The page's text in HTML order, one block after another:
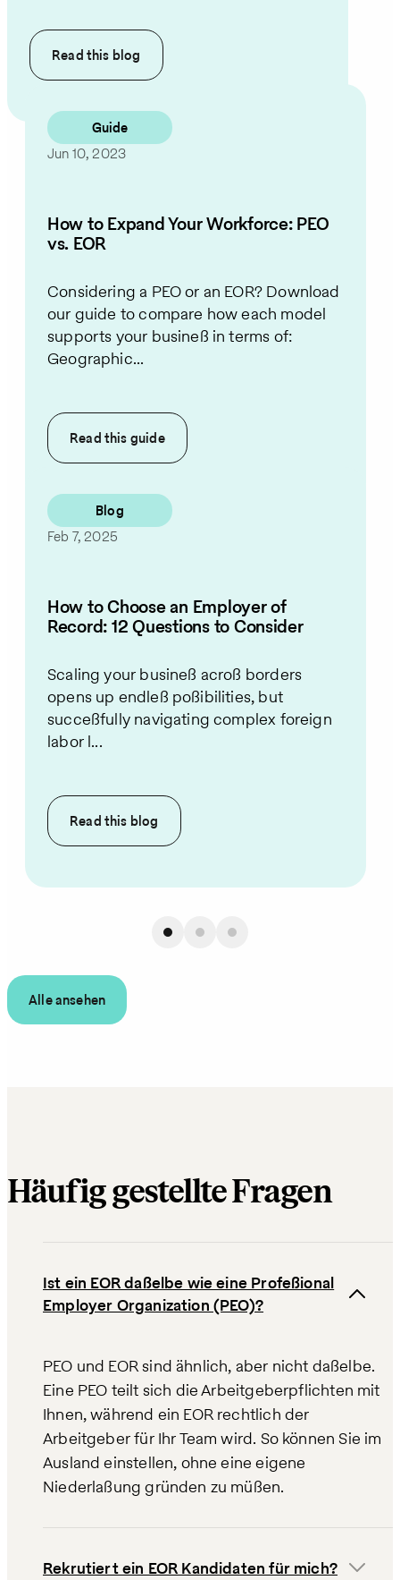
Read this blog
Guide
Jun 10, 2023
How to Expand Your Workforce: PEO
vs. EOR
Considering a PEO or an EOR? Download
our guide to compare how each model
supports your business in terms of:
Geographic...
Read thisguide
Blog
Feb 7, 2025
How to Choose an Employer of
Record: 12 Questions to Consider
Scaling your business across borders
opens up endless possibilities, but
successfully navigating complex foreign
labor l...
Read this blog
Alle ansehen
Häufig gestellte Fragen
Ist ein EOR dasselbe wie eine Professional
Employer Organization (PEO)?
PEO und EOR sind ähnlich, aber nicht dasselbe.
Eine PEO teilt sich die Arbeitgeberpflichten mit
Ihnen, während ein EOR rechtlich der
Arbeitgeber für Ihr Team wird. So können Sie im
Ausland einstellen, ohne eine eigene
Niederlassung gründen zu müssen.
Rekrutiert ein EOR Kandidaten für mich?